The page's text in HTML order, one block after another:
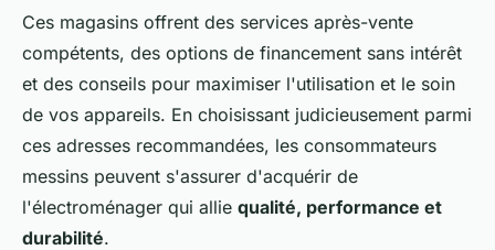
Ces magasins offrent des services après-vente
compétents, des options de financement sans intérêt
et des conseils pour maximiser l'utilisation et le soin
de vos appareils. En choisissant judicieusement parmi
ces adresses recommandées, les consommateurs
messins peuvent s'assurer d'acquérir de
l'électroménager qui allie qualité, performance et
durabilité.